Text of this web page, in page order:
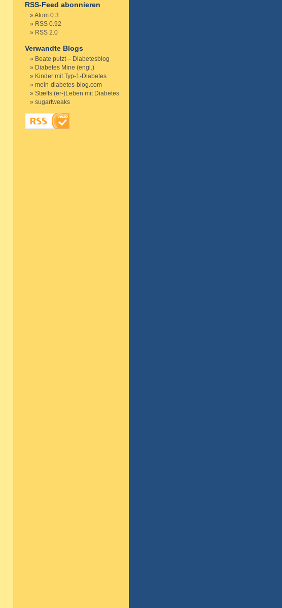
RSS-Feed abonnieren
Atom 0.3
RSS 0.92
RSS 2.0
Verwandte Blogs
Beate putzt – Diabetesblog
Diabetes Mine (engl.)
Kinder mit Typ-1-Diabetes
mein-diabetes-blog.com
Stæffs (er-)Leben mit Diabetes
sugartweaks